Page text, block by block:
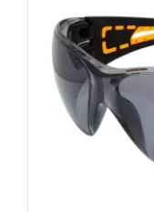
Сегодня
%
Добавляйте